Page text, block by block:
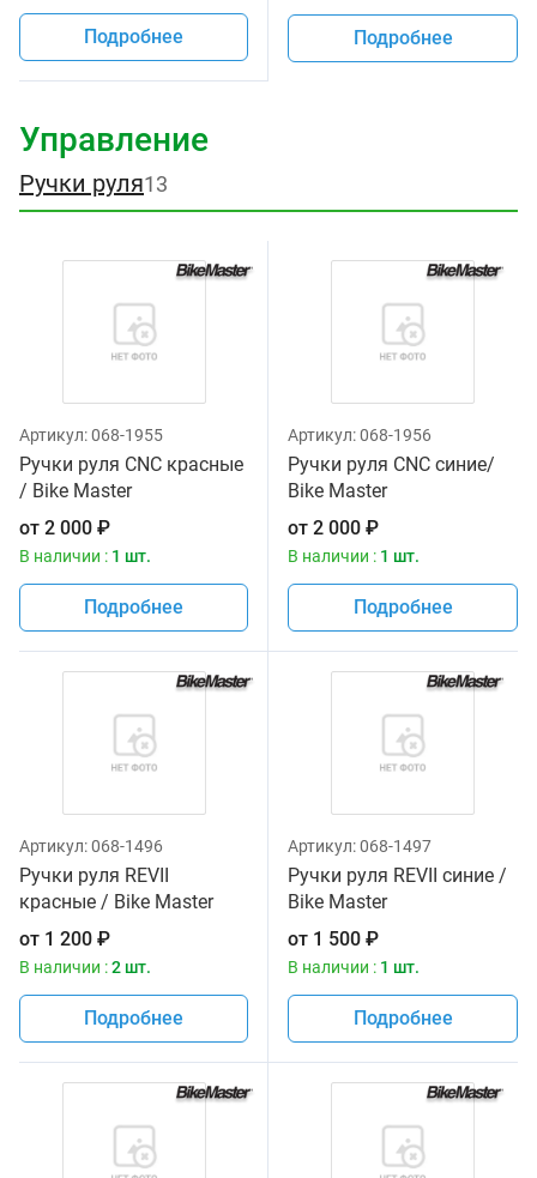
Подробнее Подробнее
Управление
Ручки руля13
Артикул:068-1955
Ручки руля CNC красные
/ Bike Master
от 2 000 ₽
В наличии : 1 шт.
Подробнее
Артикул:068-1956
Ручки руля CNC синие/
Bike Master
от 2 000 ₽
В наличии : 1 шт.
Подробнее
Артикул:068-1496
Ручки руля REVII
красные / Bike Master
от 1 200 ₽
В наличии :2 шт.
Подробнее
Артикул:068-1497
Ручки руля REVII синие /
Bike Master
от 1 500 ₽
В наличии : 1 шт.
Подробнее